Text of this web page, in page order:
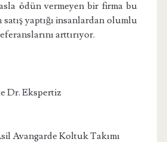
ödün vermeyen bir firma bu
satış yaptığı insanlardan olumlu
arttırıyor.
Dr. Ekspertiz
Avangarde Koltuk Takımı